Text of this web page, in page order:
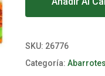
SKU: 26776
Categoría:Abarrotes